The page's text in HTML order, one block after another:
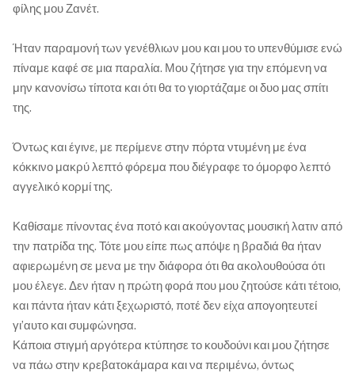
φίλης μου Ζανέτ.
Ήταν παραμονή των γενέθλιων μου και μου το υπενθύμισε ενώ
πίναμε καφέ σε μια παραλία. Μου ζήτησε για την επόμενη να
μην κανονίσω τίποτα και ότι θα το γιορτάζαμε οι δυο μας σπίτι
της.
Όντως και έγινε, με περίμενε στην πόρτα ντυμένη με ένα
κόκκινο μακρύ λεπτό φόρεμα που διέγραφε το όμορφο λεπτό
αγγελικό κορμί της.
Καθίσαμε πίνοντας ένα ποτό και ακούγοντας μουσική λατιν από
την πατρίδα της. Τότε μου είπε πως απόψε η βραδιά θα ήταν
αφιερωμένη σε μενα με την διάφορα ότι θα ακολουθούσα ότι
μου έλεγε. Δεν ήταν η πρώτη φορά που μου ζητούσε κάτι τέτοιο,
και πάντα ήταν κάτι ξεχωριστό, ποτέ δεν είχα απογοητευτεί
γι’αυτο και συμφώνησα.
Κάποια στιγμή αργότερα κτύπησε το κουδούνι και μου ζήτησε
να πάω στην κρεβατοκάμαρα και να περιμένω, όντως